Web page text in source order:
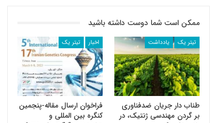
ممکن است شما دوست داشته باشید
تیتر یک یادداشت
طناب دار جریان ضد‌فناوری
بر گردن مهندسی ژنتیک، در
اخبار تیتر یک
فراخوان ارسال مقاله-پنجمین
کنگره بین المللی و